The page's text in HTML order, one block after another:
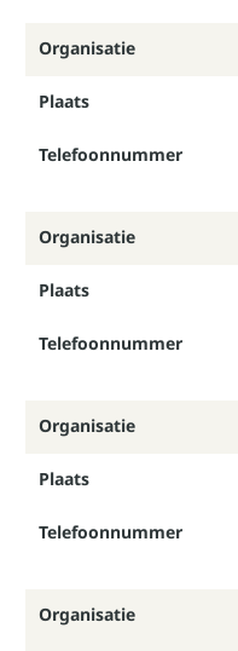
Organisatie
Plaats
Telefoonnummer
Organisatie
Plaats
Telefoonnummer
Organisatie
Plaats
Telefoonnummer
Organisatie